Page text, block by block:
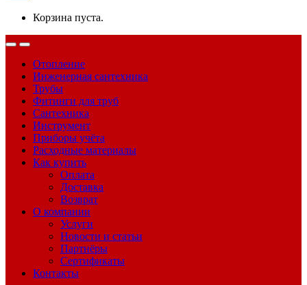
Корзина пуста.
Отопление
Инженерная сантехника
Трубы
Фитинги для труб
Сантехника
Инструмент
Приборы учёта
Расходные материалы
Как купить
Оплата
Доставка
Возврат
О компании
Услуги
Новости и статьи
Партнёры
Сертификаты
Контакты